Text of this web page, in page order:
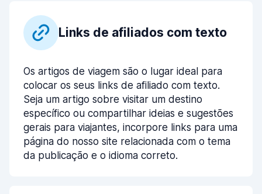
Links de afiliados com texto
Os artigos de viagem são o lugar ideal para
colocar os seus links de afiliado com texto.
Seja um artigo sobre visitar um destino
específico ou compartilhar ideias e sugestões
gerais para viajantes, incorpore links para uma
página do nosso site relacionada com o tema
da publicação e o idioma correto.